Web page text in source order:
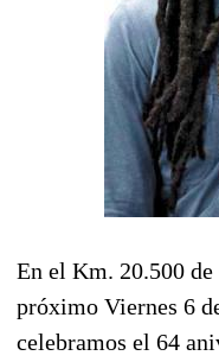
En el Km. 20.500
próximo Viernes 6
celebramos el 64